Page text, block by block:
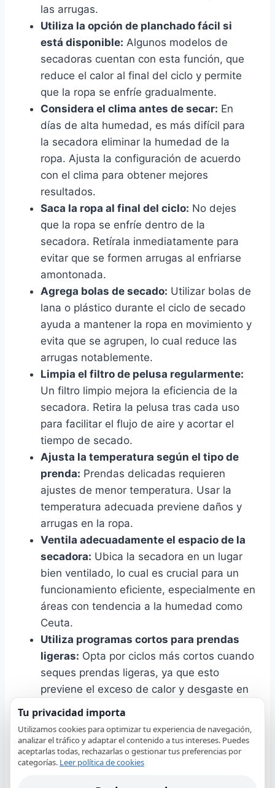
las arrugas.
Utiliza la opción de planchado fácil si
está disponible: Algunos modelos de
secadoras cuentan con esta función, que
reduce el calor al final del ciclo y permite
que la ropa se enfríe gradualmente.
Considera el clima antes de secar: En
días de alta humedad, es más difícil para
la secadora eliminar la humedad de la
ropa. Ajusta la configuración de acuerdo
con el clima para obtener mejores
resultados.
Saca la ropa al final del ciclo: No dejes
que la ropa se enfríe dentro de la
secadora. Retírala inmediatamente para
evitar que se formen arrugas al enfriarse
amontonada.
Agrega bolas de secado: Utilizar bolas de
lana o plástico durante el ciclo de secado
ayuda a mantener la ropa en movimiento y
evita que se agrupen, lo cual reduce las
arrugas notablemente.
Limpia el filtro de pelusa regularmente:
Un filtro limpio mejora la eficiencia de la
secadora. Retira la pelusa tras cada uso
para facilitar el flujo de aire y acortar el
tiempo de secado.
Ajusta la temperatura según el tipo de
prenda: Prendas delicadas requieren
ajustes de menor temperatura. Usar la
temperatura adecuada previene daños y
arrugas en la ropa.
Ventila adecuadamente el espacio de la
secadora: Ubica la secadora en un lugar
bien ventilado, lo cual es crucial para un
funcionamiento eficiente, especialmente en
áreas con tendencia a la humedad como
Ceuta.
Utiliza programas cortos para prendas
ligeras: Opta por ciclos más cortos cuando
seques prendas ligeras, ya que esto
previene el exceso de calor y desgaste en
las fibras de la ropa.
Siguiendo estos consejos, no solo reducirás las
arrugas en tus prendas, sino que también
Tu privacidad importa
Utilizamos cookies para optimizar tu experiencia de navegación,
analizar el tráfico y adaptar el contenido a tus intereses. Puedes
aceptarlas todas, rechazarlas o gestionar tus preferencias por
categorías. Leer política de cookies